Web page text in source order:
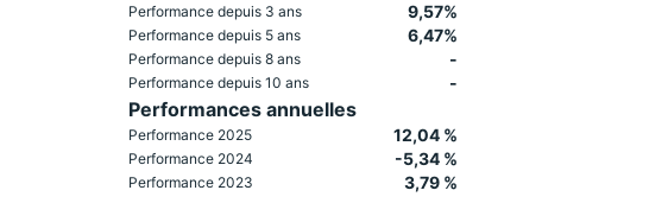
Performance depuis 3 ans 9,57%
Performance depuis 5 ans 6,47%
Performance depuis 8 ans -
Performance depuis 10 ans -
Performances annuelles
Performance 2025 12,04 %
Performance 2024 -5,34 %
Performance 2023 3,79 %